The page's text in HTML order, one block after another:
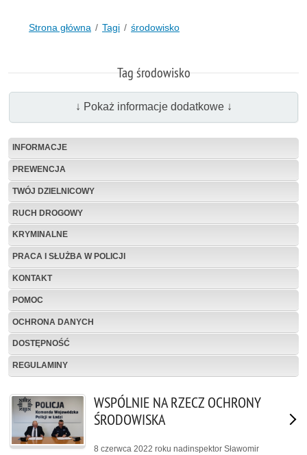
Strona główna Tagi środowisko
Tag środowisko
↓ Pokaż informacje dodatkowe ↓
INFORMACJE
PREWENCJA
TWÓJ DZIELNICOWY
RUCH DROGOWY
KRYMINALNE
PRACA I SŁUŻBA W POLICJI
KONTAKT
POMOC
OCHRONA DANYCH
DOSTĘPNOŚĆ
REGULAMINY
WSPÓLNIE NA RZECZ OCHRONY
ŚRODOWISKA
8 czerwca 2022 roku nadinspektor Sławomir